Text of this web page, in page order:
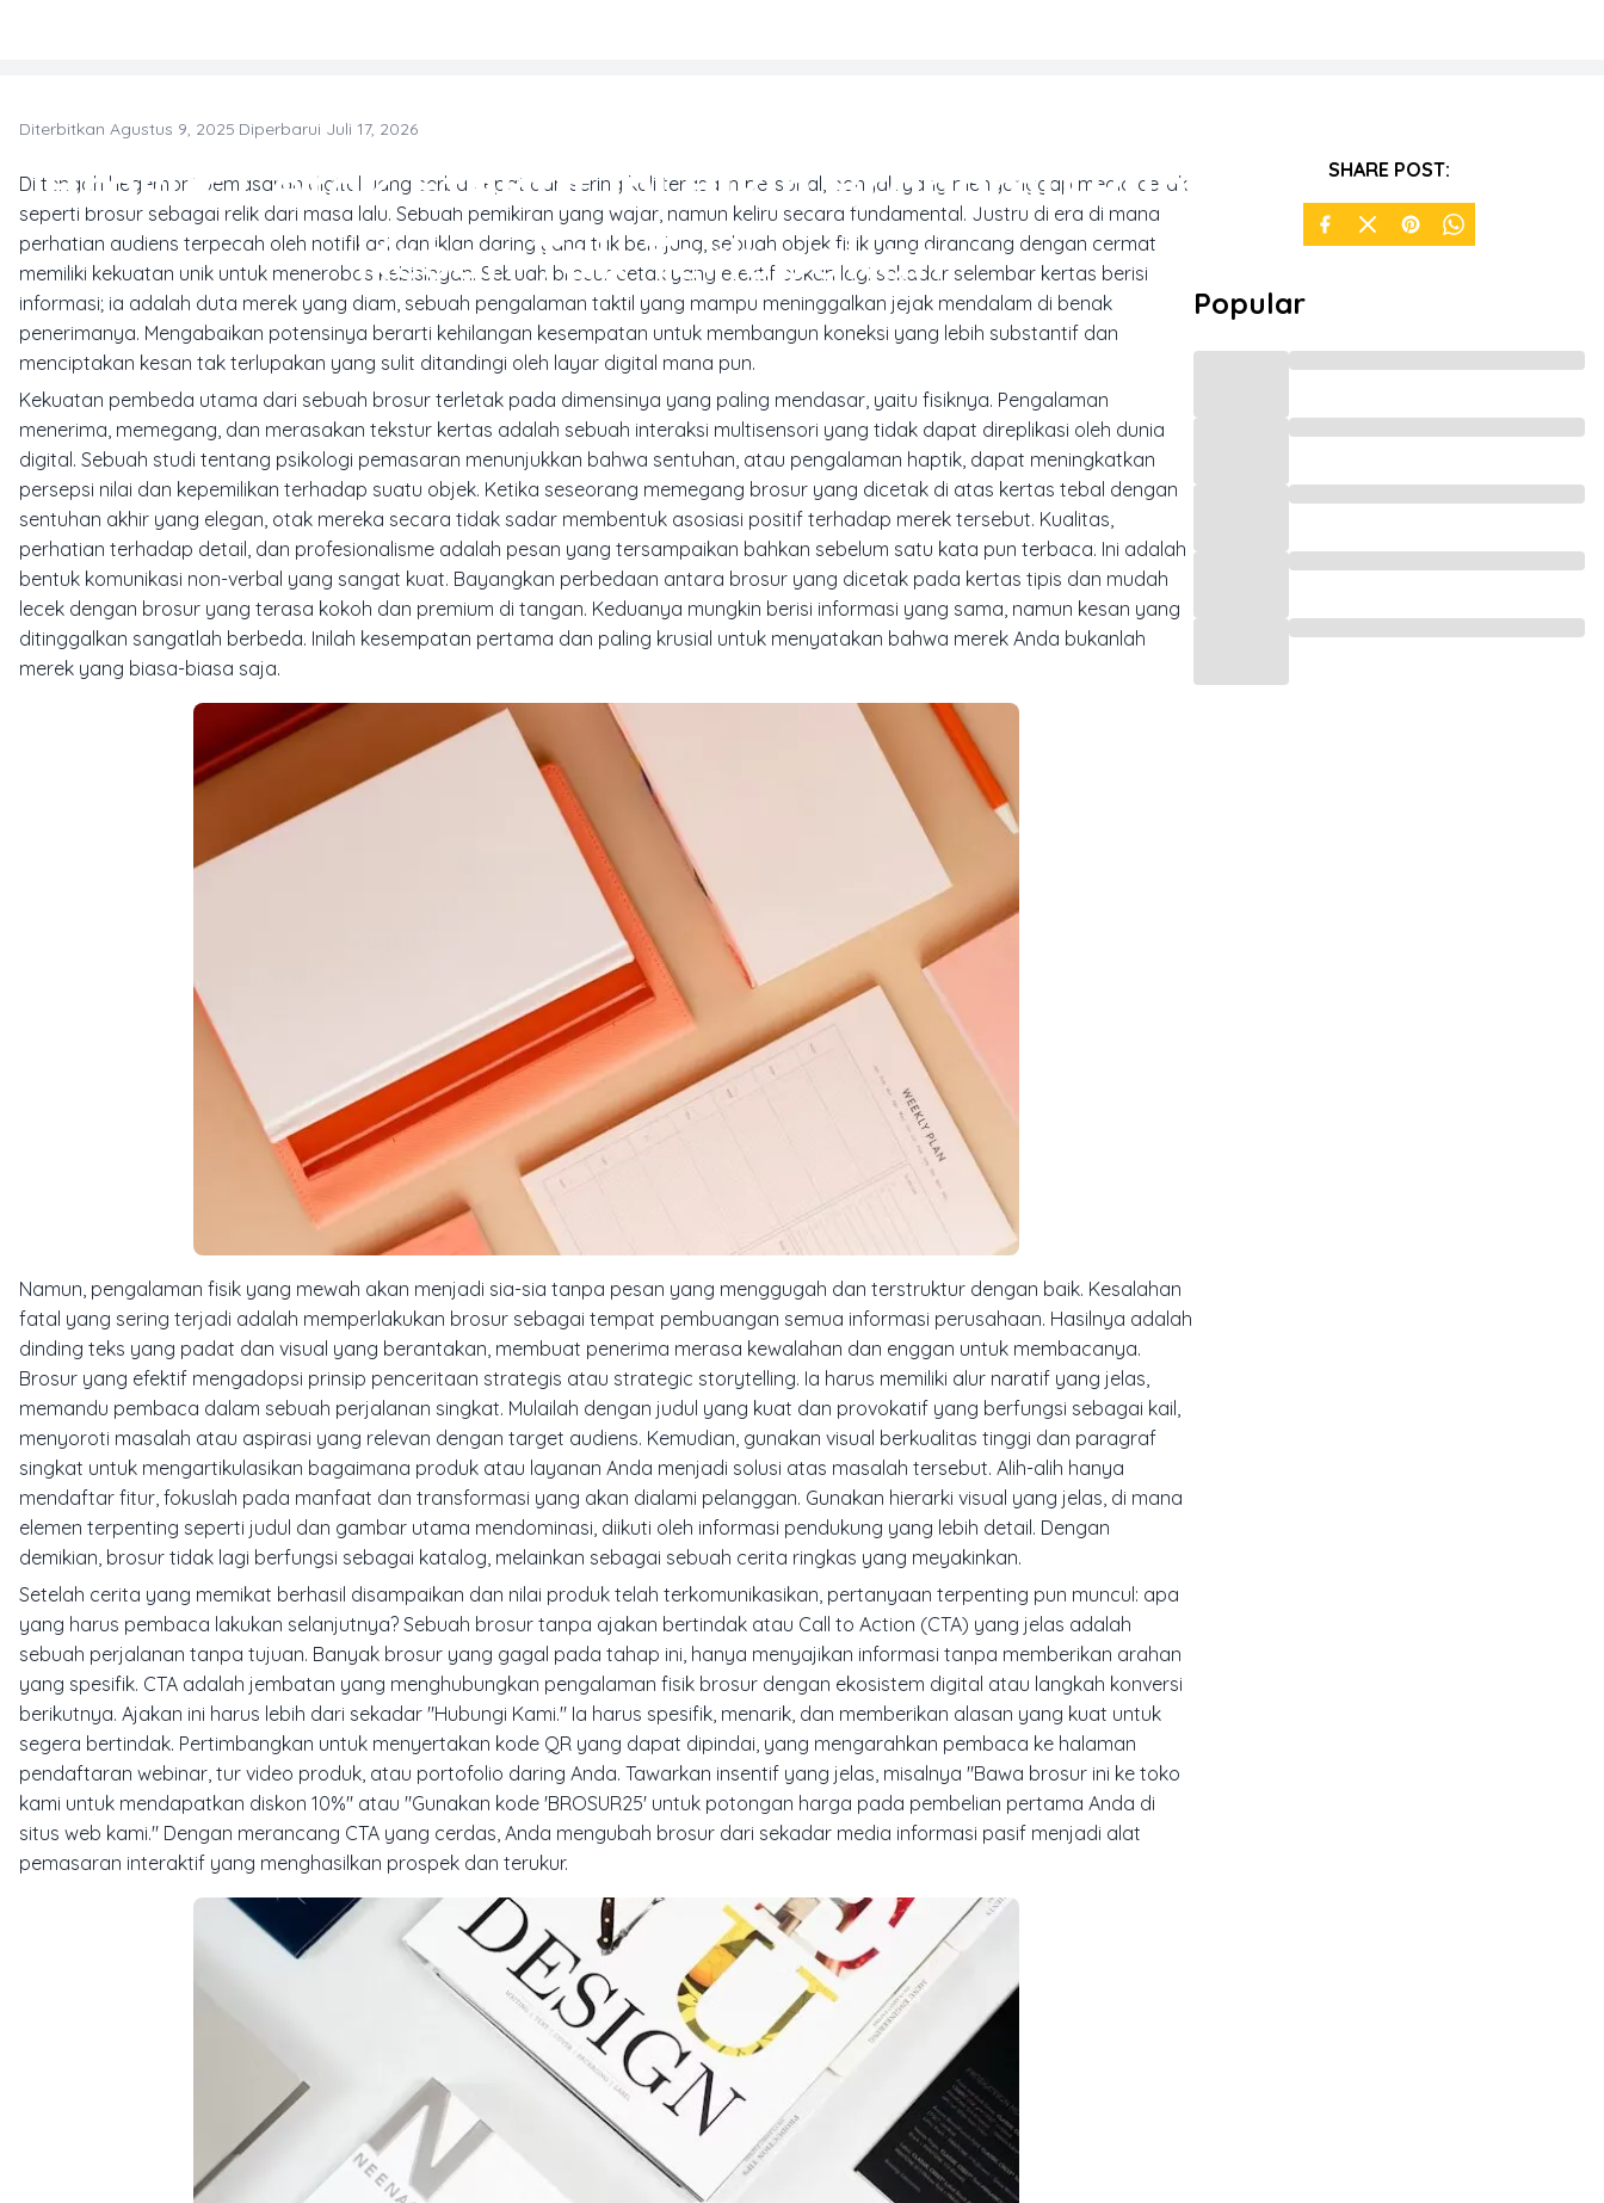
Brosur Cetak Efektif Ini Bikin Brandmu Punya
Kesan Tak Terlupakan
Diterbitkan Agustus 9, 2025·Diperbarui Juli 17, 2026
Di tengah hegemoni pemasaran digital yang serba cepat dan sering kali terasa impersonal, banyak yang menganggap media cetak
seperti brosur sebagai relik dari masa lalu. Sebuah pemikiran yang wajar, namun keliru secara fundamental. Justru di era di mana
perhatian audiens terpecah oleh notifikasi dan iklan daring yang tak berujung, sebuah objek fisik yang dirancang dengan cermat
memiliki kekuatan unik untuk menerobos kebisingan. Sebuah brosur cetak yang efektif bukan lagi sekadar selembar kertas berisi
informasi; ia adalah duta merek yang diam, sebuah pengalaman taktil yang mampu meninggalkan jejak mendalam di benak
penerimanya. Mengabaikan potensinya berarti kehilangan kesempatan untuk membangun koneksi yang lebih substantif dan
menciptakan kesan tak terlupakan yang sulit ditandingi oleh layar digital mana pun.
Kekuatan pembeda utama dari sebuah brosur terletak pada dimensinya yang paling mendasar, yaitu fisiknya. Pengalaman
menerima, memegang, dan merasakan tekstur kertas adalah sebuah interaksi multisensori yang tidak dapat direplikasi oleh dunia
digital. Sebuah studi tentang psikologi pemasaran menunjukkan bahwa sentuhan, atau pengalaman haptik, dapat meningkatkan
persepsi nilai dan kepemilikan terhadap suatu objek. Ketika seseorang memegang brosur yang dicetak di atas kertas tebal dengan
sentuhan akhir yang elegan, otak mereka secara tidak sadar membentuk asosiasi positif terhadap merek tersebut. Kualitas,
perhatian terhadap detail, dan profesionalisme adalah pesan yang tersampaikan bahkan sebelum satu kata pun terbaca. Ini adalah
bentuk komunikasi non-verbal yang sangat kuat. Bayangkan perbedaan antara brosur yang dicetak pada kertas tipis dan mudah
lecek dengan brosur yang terasa kokoh dan premium di tangan. Keduanya mungkin berisi informasi yang sama, namun kesan yang
ditinggalkan sangatlah berbeda. Inilah kesempatan pertama dan paling krusial untuk menyatakan bahwa merek Anda bukanlah
merek yang biasa-biasa saja.
Namun, pengalaman fisik yang mewah akan menjadi sia-sia tanpa pesan yang menggugah dan terstruktur dengan baik. Kesalahan
fatal yang sering terjadi adalah memperlakukan brosur sebagai tempat pembuangan semua informasi perusahaan. Hasilnya adalah
dinding teks yang padat dan visual yang berantakan, membuat penerima merasa kewalahan dan enggan untuk membacanya.
Brosur yang efektif mengadopsi prinsip penceritaan strategis atau strategic storytelling. Ia harus memiliki alur naratif yang jelas,
memandu pembaca dalam sebuah perjalanan singkat. Mulailah dengan judul yang kuat dan provokatif yang berfungsi sebagai kail,
menyoroti masalah atau aspirasi yang relevan dengan target audiens. Kemudian, gunakan visual berkualitas tinggi dan paragraf
singkat untuk mengartikulasikan bagaimana produk atau layanan Anda menjadi solusi atas masalah tersebut. Alih-alih hanya
mendaftar fitur, fokuslah pada manfaat dan transformasi yang akan dialami pelanggan. Gunakan hierarki visual yang jelas, di mana
elemen terpenting seperti judul dan gambar utama mendominasi, diikuti oleh informasi pendukung yang lebih detail. Dengan
demikian, brosur tidak lagi berfungsi sebagai katalog, melainkan sebagai sebuah cerita ringkas yang meyakinkan.
Setelah cerita yang memikat berhasil disampaikan dan nilai produk telah terkomunikasikan, pertanyaan terpenting pun muncul: apa
yang harus pembaca lakukan selanjutnya? Sebuah brosur tanpa ajakan bertindak atau Call to Action (CTA) yang jelas adalah
sebuah perjalanan tanpa tujuan. Banyak brosur yang gagal pada tahap ini, hanya menyajikan informasi tanpa memberikan arahan
yang spesifik. CTA adalah jembatan yang menghubungkan pengalaman fisik brosur dengan ekosistem digital atau langkah konversi
berikutnya. Ajakan ini harus lebih dari sekadar "Hubungi Kami." Ia harus spesifik, menarik, dan memberikan alasan yang kuat untuk
segera bertindak. Pertimbangkan untuk menyertakan kode QR yang dapat dipindai, yang mengarahkan pembaca ke halaman
pendaftaran webinar, tur video produk, atau portofolio daring Anda. Tawarkan insentif yang jelas, misalnya "Bawa brosur ini ke toko
kami untuk mendapatkan diskon 10%" atau "Gunakan kode 'BROSUR25' untuk potongan harga pada pembelian pertama Anda di
situs web kami." Dengan merancang CTA yang cerdas, Anda mengubah brosur dari sekadar media informasi pasif menjadi alat
pemasaran interaktif yang menghasilkan prospek dan terukur.
SHARE POST:
Popular